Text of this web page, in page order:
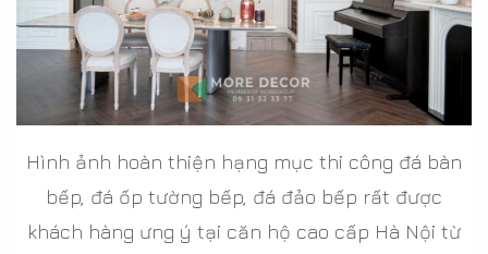
Hình ảnh hoàn thiện hạng mục thi công đá bàn
bếp, đá ốp tường bếp, đá đảo bếp rất được
khách hàng ưng ý tại căn hộ cao cấp Hà Nội từ